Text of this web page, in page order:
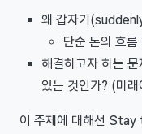
왜 갑자기
단순 돈의 흐름
해결하고자 하는
있는 것인가? (미
이 주제에 대해선 Stay